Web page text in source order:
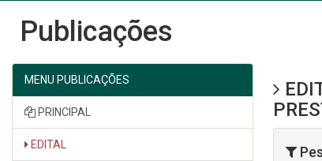
Publicações
MENU PUBLICAÇÕES
PRINCIPAL
EDITAL